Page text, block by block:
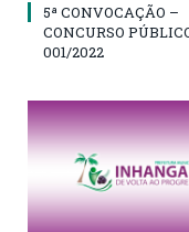
5ª CONVOCAÇÃO –
CONCURSO
001/2022